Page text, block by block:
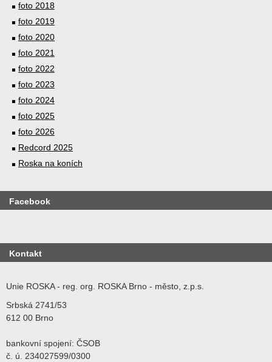
foto 2018
foto 2019
foto 2020
foto 2021
foto 2022
foto 2023
foto 2024
foto 2025
foto 2026
Redcord 2025
Roska na koních
Facebook
Kontakt
Unie ROSKA - reg. org. ROSKA Brno - město, z.p.s.
Srbská 2741/53
612 00 Brno
bankovní spojení: ČSOB
č. ú. 234027599/0300